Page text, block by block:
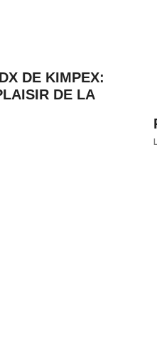
DE KIMPEX:
DE LA